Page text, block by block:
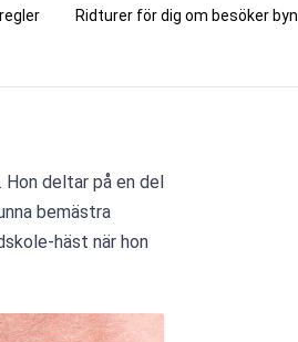
Ridturer för dig om besöker byn
deltar på en del
bemästra
häst när hon